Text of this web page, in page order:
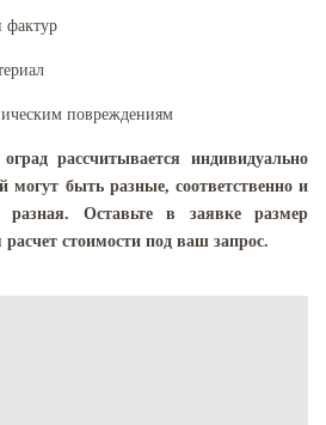
фактур
повреждениям
рассчитывается индивидуально
могут быть разные, соответственно и
разная. Оставьте в заявке размер
стоимости под ваш запрос.